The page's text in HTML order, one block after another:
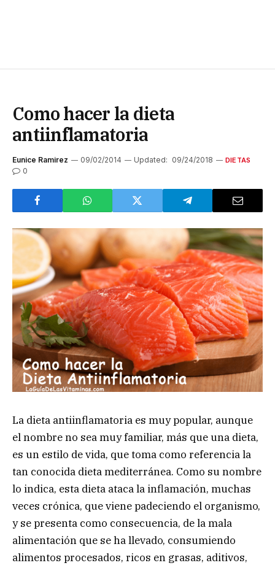
Como hacer la dieta
antiinflamatoria
Eunice Ramirez 09/02/2014 Updated: 09/24/2018 DIETAS
0
La dieta antiinflamatoria es muy popular, aunque
el nombre no sea muy familiar, más que una dieta,
es un estilo de vida, que toma como referencia la
tan conocida dieta mediterránea. Como su nombre
lo indica, esta dieta ataca la inflamación, muchas
veces crónica, que viene padeciendo el organismo,
y se presenta como consecuencia, de la mala
alimentación que se ha llevado, consumiendo
alimentos procesados, ricos en grasas, aditivos,